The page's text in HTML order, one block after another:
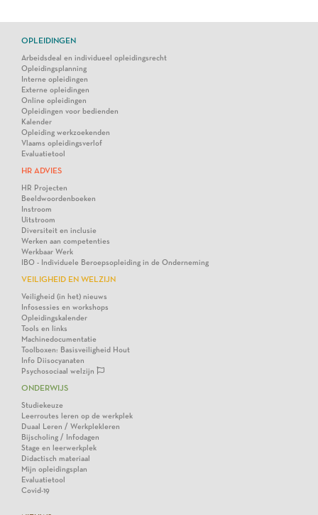
OPLEIDINGEN
Arbeidsdeal en individueel opleidingsrecht
Opleidingsplanning
Interne opleidingen
Externe opleidingen
Online opleidingen
Opleidingen voor bedienden
Kalender
Opleiding werkzoekenden
Vlaams opleidingsverlof
Evaluatietool
HR ADVIES
HR Projecten
Beeldwoordenboeken
Instroom
Uitstroom
Diversiteit en inclusie
Werken aan competenties
Werkbaar Werk
IBO - Individuele Beroepsopleiding in de Onderneming
VEILIGHEID EN WELZIJN
Veiligheid (in het) nieuws
Infosessies en workshops
Opleidingskalender
Tools en links
Machinedocumentatie
Toolboxen: Basisveiligheid Hout
Info Diisocyanaten
Psychosociaal welzijn
ONDERWIJS
Studiekeuze
Leerroutes leren op de werkplek
Duaal Leren / Werkplekleren
Bijscholing / Infodagen
Stage en leerwerkplek
Didactisch materiaal
Mijn opleidingsplan
Evaluatietool
Covid-19